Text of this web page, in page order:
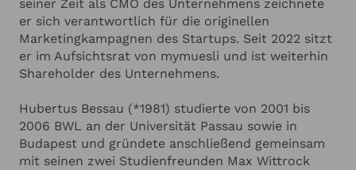
Unternehmer Daseins - und legt dabei stets einen
Fokus auf Marketing und innovative Strategien.
seiner Zeit als CMO des Unternehmens zeichnete
er sich verantwortlich für die originellen
Marketingkampagnen des Startups. Seit 2022 sitzt
er im Aufsichtsrat von mymuesli und ist weiterhin
Shareholder des Unternehmens.
Hubertus Bessau (*1981) studierte von 2001 bis
2006 BWL an der Universität Passau sowie in
Budapest und gründete anschließend gemeinsam
mit seinen zwei Studienfreunden Max Wittrock
ANGABEN ZU IHRER VERANSTALTUNG Hinzufügen
Ich habe die Datenschutzerklärung
zur Kenntnis genommen.
Ich stimme zu, dass meine Angaben zur Kontaktaufnahme
und für Rückfragen dauerhaft gespeichert werden.*
Ich möchte in regelmässigen Abständen mit dem LSB
Newsletter über Neuigkeiten informiert werden (Das
Newsletter-Abonnement kann jederzeit beendet werden).
Mehr dazu finden Sie in unserer Datenschutzerklärung